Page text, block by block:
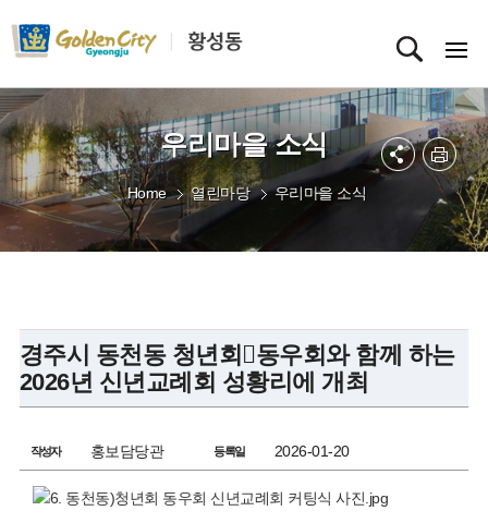
우리마을 소식
Home 열린마당 우리마을 소식
경주시 동천동 청년회동우회와 함께 하는
2026년 신년교례회 성황리에 개최
작성자 홍보담당관 등록일 2026-01-20